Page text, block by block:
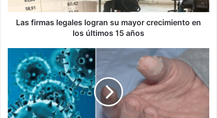
los
últimos
Las firmas legales logran su mayor crecimiento en
los últimos 15 años
Detectan
indicios
de
un
virus
respiratorio
como